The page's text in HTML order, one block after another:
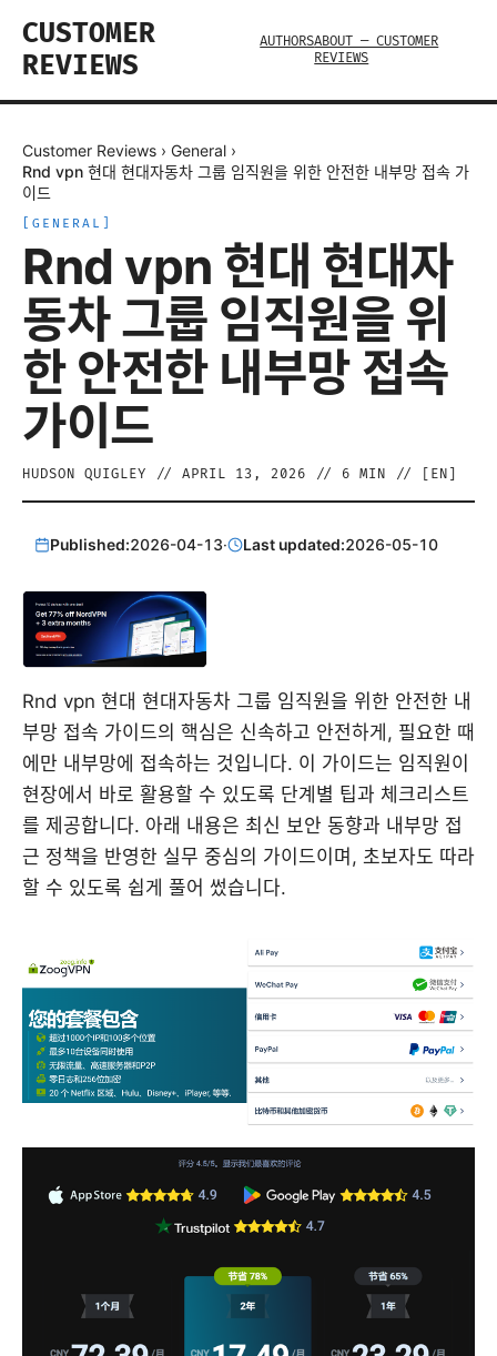
CUSTOMER
REVIEWS
AUTHORSABOUT — CUSTOMER
REVIEWS
Customer Reviews › General ›
Rnd vpn 현대 현대자동차 그룹 임직원을 위한 안전한 내부망 접속 가
이드
GENERAL
Rnd vpn 현대 현대자
동차 그룹 임직원을 위
한 안전한 내부망 접속
가이드
HUDSON QUIGLEY // APRIL 13, 2026 // 6 MIN // [ EN
Published:2026-04-13· Last updated:2026-05-10
Rnd vpn 현대 현대자동차 그룹 임직원을 위한 안전한 내
부망 접속 가이드의 핵심은 신속하고 안전하게, 필요한 때
에만 내부망에 접속하는 것입니다. 이 가이드는 임직원이
현장에서 바로 활용할 수 있도록 단계별 팁과 체크리스트
를 제공합니다. 아래 내용은 최신 보안 동향과 내부망 접
근 정책을 반영한 실무 중심의 가이드이며, 초보자도 따라
할 수 있도록 쉽게 풀어 썼습니다.